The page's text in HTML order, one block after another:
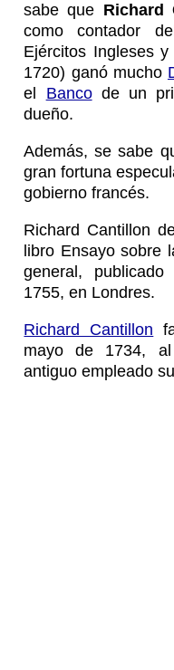
sabe que Richard
como contador
Ejércitos Ingleses
1720) ganó mucho
el Bancode un
dueño.
Además, se sabe
gran fortuna
gobierno francés.
Richard Cantillon
libro Ensayo sobre
general,
1755, en Londres.
Richard Cantillon
mayo de 1734,
antiguo empleado